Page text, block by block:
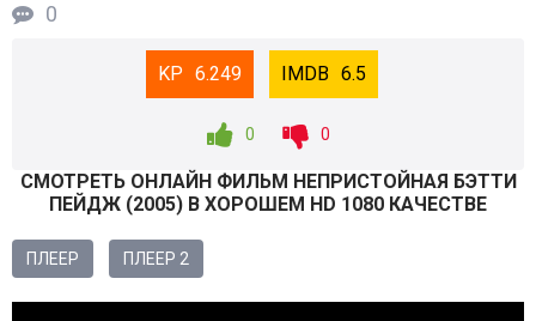
0
6.249 6.5
0 0
СМОТРEТЬ ОНЛАЙН ФИЛЬМ НЕПРИСТОЙНАЯ БЭТТИ
ПЕЙДЖ (2005) В ХОРОШЕМ HD 1080 КАЧЕСТВЕ
ПЛЕЕР ПЛЕЕР 2